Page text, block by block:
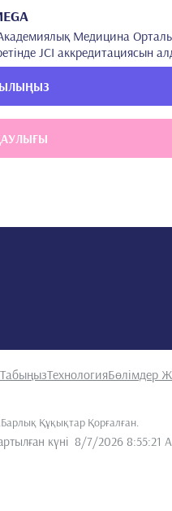
Медицина
JCI аккредитациясын
ТабыңызТехнологияБөлімдер
Құқықтар Қорғалған.
күні 8/7/2026 8:55:21